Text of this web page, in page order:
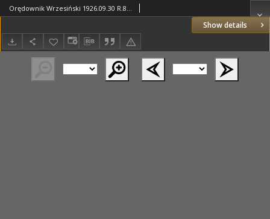
Show details
Orędownik Wrzesiński 1926.09.30 R.8 Nr112